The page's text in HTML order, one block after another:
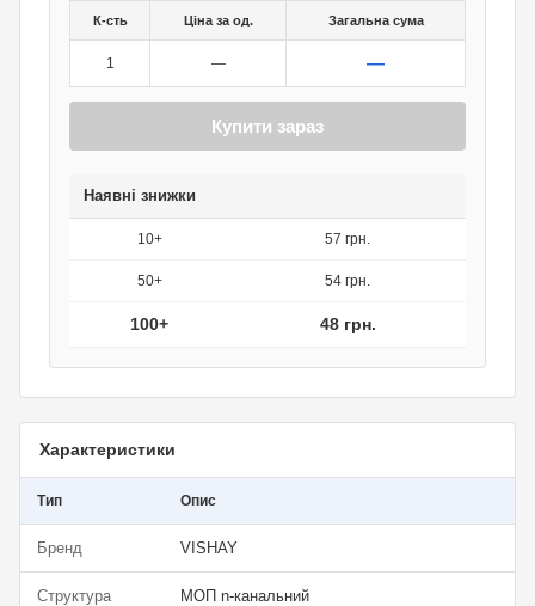
К-сть Ціна за од. Загальна сума
1 — —
Купити зараз
Наявні знижки
10+ 57 грн.
50+ 54 грн.
100+ 48 грн.
Характеристики
Тип Опис
Бренд VISHAY
Структура МОП n-канальний